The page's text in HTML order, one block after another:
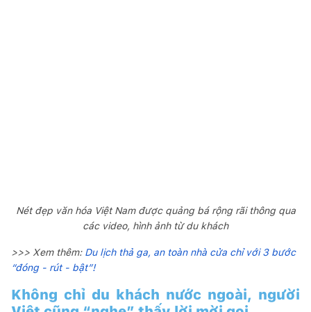
Nét đẹp văn hóa Việt Nam được quảng bá rộng rãi thông qua
các video, hình ảnh từ du khách
>>> Xem thêm: Du lịch thả ga, an toàn nhà cửa chỉ với 3 bước
“đóng - rút - bật”!
Không chỉ du khách nước ngoài, người